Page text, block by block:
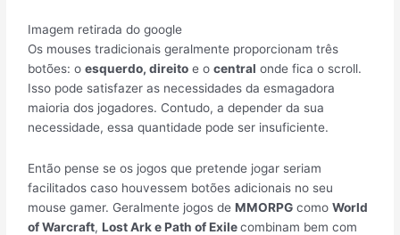
Imagem retirada do google
Os mouses tradicionais geralmente proporcionam três
botões: oesquerdo, direito e ocentral onde fica o scroll.
Isso pode satisfazer as necessidades da esmagadora
maioria dos jogadores. Contudo, a depender da sua
necessidade, essa quantidade pode ser insuficiente.
Então pense se os jogos que pretende jogar seriam
facilitados caso houvessem botões adicionais no seu
mouse gamer. Geralmente jogos deMMORPG comoWorld
of Warcraft,Lost Ark e Path of Exilecombinam bem com